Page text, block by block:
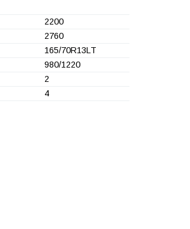
2200
2760
165/70R13LT
980/1220
2
4